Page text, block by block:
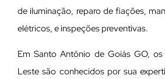
de iluminação, reparo de fiações,
elétricos, e inspeções preventivas.
Em Santo Antônio de Goiás GO,
Leste são conhecidos por sua